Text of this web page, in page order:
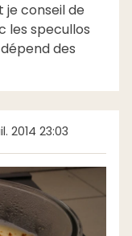
conseil de
les specullos
des
2014 23:03